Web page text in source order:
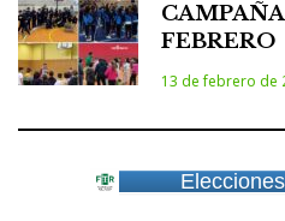
FEBRERO
13 de febrero de